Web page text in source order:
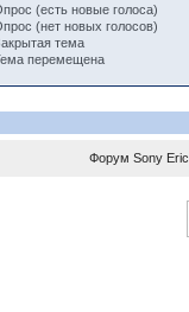
(есть новые голоса)
(нет новых голосов)
тема
перемещена
Форум Sony